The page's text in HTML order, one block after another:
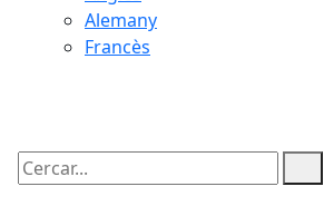
Alemany
Francès
Cercar: